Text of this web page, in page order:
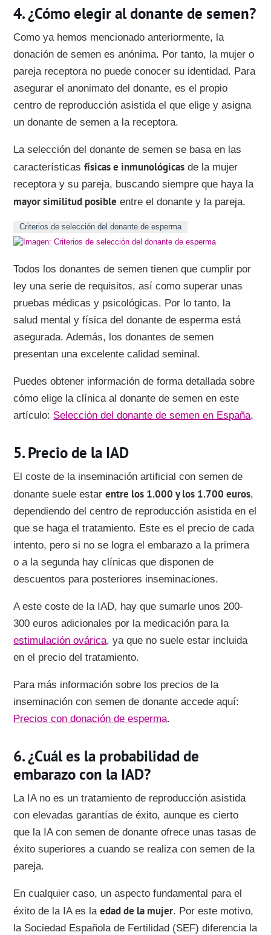
¿Cómo elegir al donante de semen?
Como ya hemos mencionado anteriormente, la
donación de semen es anónima. Por tanto, la mujer o
pareja receptora no puede conocer su identidad. Para
asegurar el anonimato del donante, es el propio
centro de reproducción asistida el que elige y asigna
un donante de semen a la receptora.
La selección del donante de semen se basa en las
característicasfísicas e inmunológicas de la mujer
receptora y su pareja, buscando siempre que haya la
mayor similitud posible entre el donante y la pareja.
Criterios de selección del donante de esperma
Todos los donantes de semen tienen que cumplir por
ley una serie de requisitos, así como superar unas
pruebas médicas y psicológicas. Por lo tanto, la
salud mental y física del donante de esperma está
asegurada. Además, los donantes de semen
presentan una excelente calidad seminal.
Puedes obtener información de forma detallada sobre
cómo elige la clínica al donante de semen en este
artículo: Selección del donante de semen en España.
Precio de la IAD
El coste de la inseminación artificial con semen de
donante suele estarentre los 1.000 y los 1.700 euros,
dependiendo del centro de reproducción asistida en el
que se haga el tratamiento. Este es el precio de cada
intento, pero si no se logra el embarazo a la primera
o a la segunda hay clínicas que disponen de
descuentos para posteriores inseminaciones.
A este coste de la IAD, hay que sumarle unos 200-
300 euros adicionales por la medicación para la
estimulación ovárica, ya que no suele estar incluida
en el precio del tratamiento.
Para más información sobre los precios de la
inseminación con semen de donante accede aquí:
Precios con donación de esperma.
¿Cuál es la probabilidad de
embarazo con la IAD?
La IA no es un tratamiento de reproducción asistida
con elevadas garantías de éxito, aunque es cierto
que la IA con semen de donante ofrece unas tasas de
éxito superiores a cuando se realiza con semen de la
pareja.
En cualquier caso, un aspecto fundamental para el
éxito de la IA es laedad de la mujer. Por este motivo,
la Sociedad Española de Fertilidad (SEF) diferencia la